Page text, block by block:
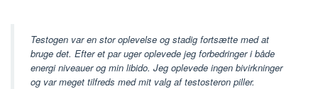
Testogen var en stor oplevelse og stadig fortsætte med at
bruge det. Efter et par uger oplevede jeg forbedringer i både
energi niveauer og min libido. Jeg oplevede ingen bivirkninger
og var meget tilfreds med mit valg af testosteron piller.